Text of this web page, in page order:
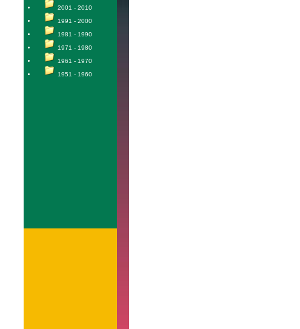
2001 - 2010
1991 - 2000
1981 - 1990
1971 - 1980
1961 - 1970
1951 - 1960